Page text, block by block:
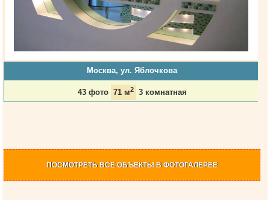
Москва, ул. Яблочкова
43 фото 71 м2 3 комнатная
ПОСМОТРЕТЬ ВСЕ ОБЪЕКТЫ В ФОТОГАЛЕРЕЕ